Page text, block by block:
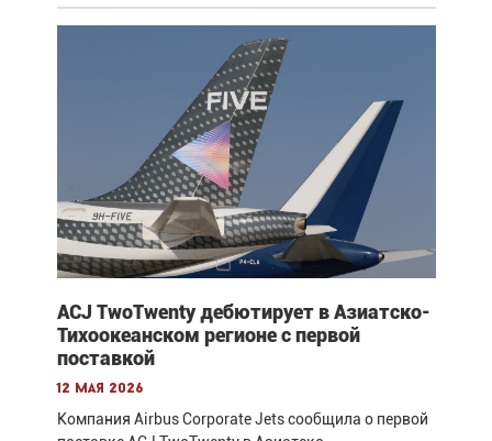
ACJ TwoTwenty дебютирует в Азиатско-
Тихоокеанском регионе с первой
поставкой
12 мая 2026
Компания Airbus Corporate Jets сообщила о первой